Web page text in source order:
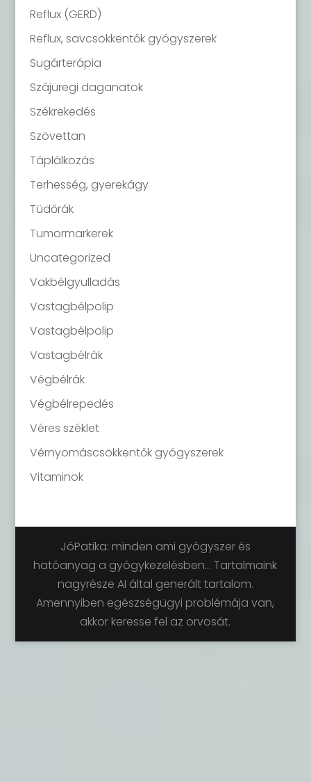
Reflux (GERD)
Reflux, savcsökkentők gyógyszerek
Sugárterápia
Szájüregi daganatok
Székrekedés
Szövettan
Táplálkozás
Terhesség, gyerekágy
Tüdőrák
Tumormarkerek
Uncategorized
Vakbélgyulladás
Vastagbélpolip
Vastagbélpolip
Vastagbélrák
Végbélrák
Végbélrepedés
Véres széklet
Vérnyomáscsökkentők gyógyszerek
Vitaminok
JóPatika: minden ami gyógyszer és
hatóanyag a gyógykezelésben... Tartalmaink
nagyrésze AI által generált tartalom.
Amennyiben egészségügyi problémája van,
akkor keresse fel az orvosát.